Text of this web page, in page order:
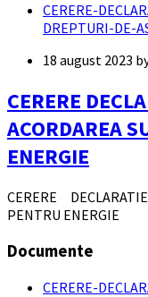
CERERE-
DREPTURI-DE-
18 august 2023
CERERE
ACORDAREA
ENERGIE
CERERE
PENTRU ENERGIE
Documente
CERERE-